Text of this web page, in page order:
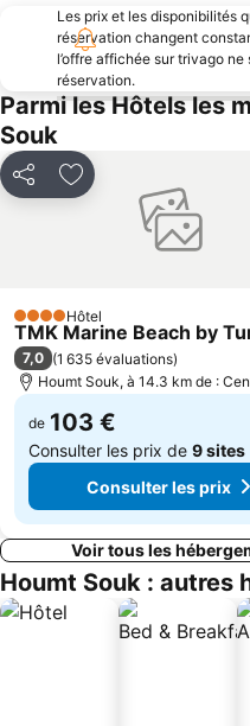
Les prix et les disponibilités
réservation changent
l’offre affichée sur trivago
réservation.
Parmi les Hôtels les
Souk
PartagerAjouter à mes favoris
4 ÉtoilesHôtel
TMK Marine Beach by
7,0 (1 635 évaluations)
Houmt Souk, à 14.3 km de :
de 103 €
Consulter les prix de 9 sites
Consulter les prix
Voir tous les
Houmt Souk : autres